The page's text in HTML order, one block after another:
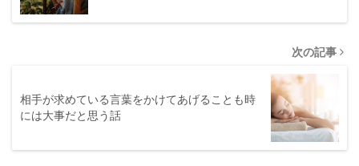
次の記事
相手が求めている言葉をかけてあげることも時
には大事だと思う話